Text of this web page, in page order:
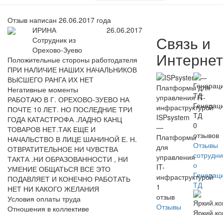
Отзыв написан 26.06.2017 года
ИРИНА
Сотрудник из
Орехово-Зуево
26.06.2017
Положительные стороны работодателя
ПРИ НАЛИЧИЕ НАШИХ НАЧАЛЬНИКОВ
ВЫСШЕГО РАНГА ИХ НЕТ
Негативные моменты
РАБОТАЮ В Г. ОРЕХОВО-ЗУЕВО НА
ПОЧТЕ 10 ЛЕТ. НО ПОСЛЕДНИЕ ТРИ
ГОДА КАТАСТРОФА .ЛАДНО КАНЦ
ТОВАРОВ НЕТ.ТАК ЕЩЕ И
НАЧАЛЬСТВО В ЛИЦЕ ШАНИНОЙ Е. Н.
ОТВРАТИТЕЛЬНОЕ НИ ЧУВСТВА
ТАКТА .НИ ОБРАЗОВАННОСТИ , НИ
УМЕНИЕ ОБЩАТЬСЯ ВСЕ ЭТО
ПОДАВЛЯЕТ И КОНЕЧНО РАБОТАТЬ
НЕТ НИ КАКОГО ЖЕЛАНИЯ
Условия оплаты труда
Отношения в коллективе
Связь и
Интернет
ISPsystem
—
Платформы
для
управления
IT-
инфраструктурой
1
отзыв
Отзывы
ТД
0
отзывов
Отзывы
о
ТД